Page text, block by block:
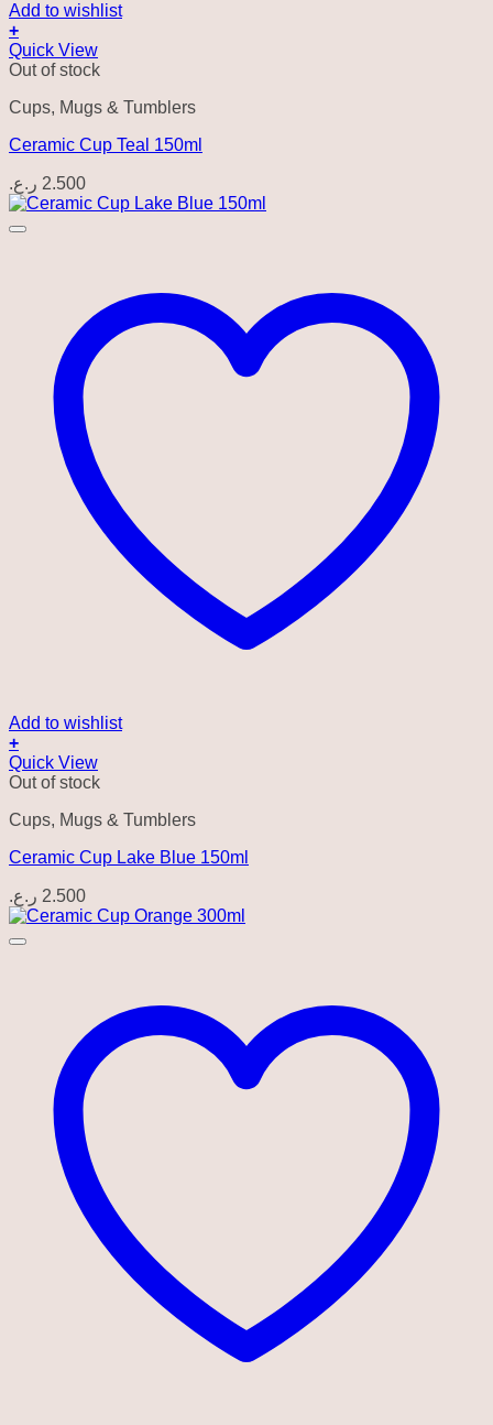
Add to wishlist
+
Quick View
Out of stock
Cups, Mugs & Tumblers
Ceramic Cup Teal 150ml
2.500 ر.ع.
Add to wishlist
+
Quick View
Out of stock
Cups, Mugs & Tumblers
Ceramic Cup Lake Blue 150ml
2.500 ر.ع.